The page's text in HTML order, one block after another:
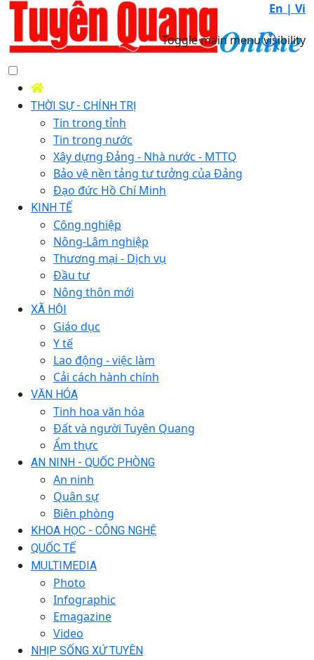
En | Vi
Toggle main menu visibility
THỜI SỰ - CHÍNH TRỊ
Tin trong tỉnh
Tin trong nước
Xây dựng Đảng - Nhà nước - MTTQ
Bảo vệ nền tảng tư tưởng của Đảng
Đạo đức Hồ Chí Minh
KINH TẾ
Công nghiệp
Nông-Lâm nghiệp
Thương mại - Dịch vụ
Đầu tư
Nông thôn mới
XÃ HỘI
Giáo dục
Y tế
Lao động - việc làm
Cải cách hành chính
VĂN HÓA
Tinh hoa văn hóa
Đất và người Tuyên Quang
Ẩm thực
AN NINH - QUỐC PHÒNG
An ninh
Quân sự
Biên phòng
KHOA HỌC - CÔNG NGHỆ
QUỐC TẾ
MULTIMEDIA
Photo
Infographic
Emagazine
Video
NHỊP SỐNG XỨ TUYÊN